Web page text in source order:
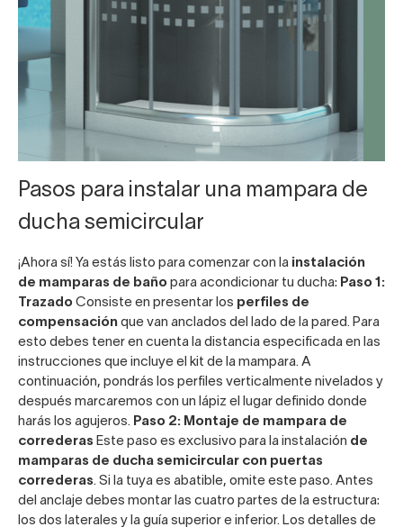
Pasos para instalar una mampara de
ducha semicircular
¡Ahora sí! Ya estás listo para comenzar con la instalación
de mamparas de baño para acondicionar tu ducha: Paso 1:
Trazado Consiste en presentar los perfiles de
compensación que van anclados del lado de la pared. Para
esto debes tener en cuenta la distancia especificada en las
instrucciones que incluye el kit de la mampara. A
continuación, pondrás los perfiles verticalmente nivelados y
después marcaremos con un lápiz el lugar definido donde
harás los agujeros. Paso 2: Montaje de mampara de
correderas Este paso es exclusivo para la instalación de
mamparas de ducha semicircular con puertas
correderas. Si la tuya es abatible, omite este paso. Antes
del anclaje debes montar las cuatro partes de la estructura:
los dos laterales y la guía superior e inferior. Los detalles de